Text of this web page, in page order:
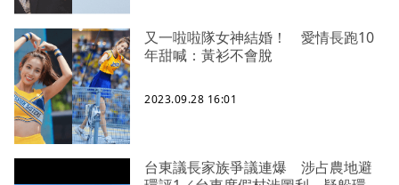
又一啦啦隊女神結婚！ 愛情長跑10
年甜喊：黃衫不會脫
2023.09.28 16:01
台東議長家族爭議連爆 涉占農地避